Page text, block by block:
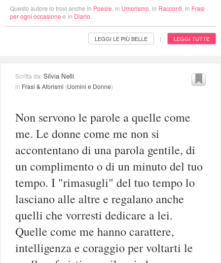
Questo autore lo trovi anche in Poesie , in Umorismo , in Racconti , in Frasi
per ogni occasione e in Diario
LEGGI LE PIÙ BELLE | LEGGI TUTTE
Scritta da:Silvia Nelli
in Frasi & Aforismi (Uomini e Donne)
Non servono le parole a quelle come
me. Le donne come me non si
accontentano di una parola gentile, di
un complimento o di un minuto del tuo
tempo. I "rimasugli" del tuo tempo lo
lasciano alle altre e regalano anche
quelli che vorresti dedicare a lei.
Quelle come me hanno carattere,
intelligenza e coraggio per voltarti le